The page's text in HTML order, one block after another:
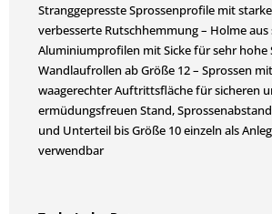
Stranggepresste Sprossenprofile mit
verbesserte Rutschhemmung – Holme
Aluminiumprofilen mit Sicke für sehr hohe
Wandlaufrollen ab Größe 12 – Sprossen
waagerechter Auftrittsfläche für sicheren
ermüdungsfreuen Stand,
und Unterteil bis Größe 10 einzeln als
verwendbar